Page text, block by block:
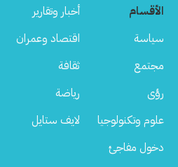
الأقسام
أخبار وتقارير
سياسة
اقتصاد وعمران
مجتمع
ثقافة
رؤى
رياضة
علوم وتكنولوجيا
لايف ستايل
دخول مفاجئ